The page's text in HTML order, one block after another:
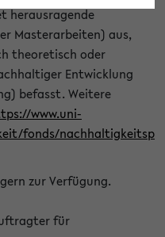
herausragende
Masterarbeiten) aus,
theoretisch oder
Entwicklung
befasst. Weitere
www.uni-
fonds/nachhaltigkeitsp
zur Verfügung.
für